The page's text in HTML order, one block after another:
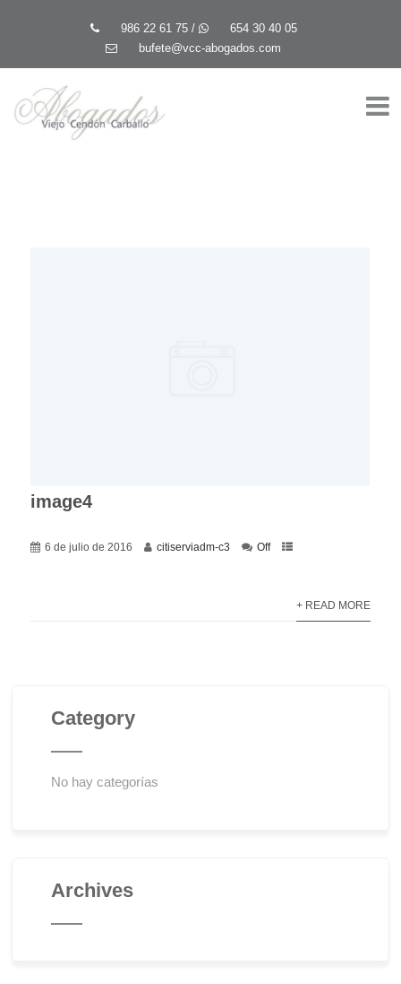
986 22 61 75/
654 30 40 05
bufete@vcc-abogados.com
image4
6 de julio de 2016 citiserviadm-c3 Off
+ READ MORE
Category
No hay categorías
Archives